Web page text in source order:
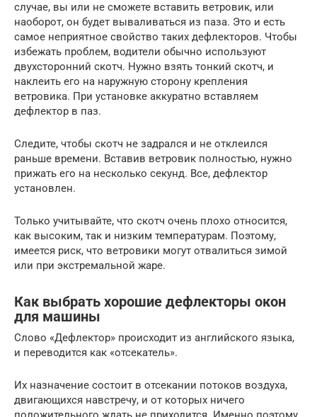
случае, вы или не сможете вставить ветровик, или
наоборот, он будет вываливаться из паза. Это и есть
самое неприятное свойство таких дефлекторов. Чтобы
избежать проблем, водители обычно используют
двухсторонний скотч. Нужно взять тонкий скотч, и
наклеить его на наружную сторону крепления
ветровика. При установке аккуратно вставляем
дефлектор в паз.
Следите, чтобы скотч не задрался и не отклеился
раньше времени. Вставив ветровик полностью, нужно
прижать его на несколько секунд. Все, дефлектор
установлен.
Только учитывайте, что скотч очень плохо относится,
как высоким, так и низким температурам. Поэтому,
имеется риск, что ветровики могут отвалиться зимой
или при экстремальной жаре.
Как выбрать хорошие дефлекторы окон
для машины
Слово «Дефлектор» происходит из английского языка,
и переводится как «отсекатель».
Их назначение состоит в отсекании потоков воздуха,
двигающихся навстречу, и от которых ничего